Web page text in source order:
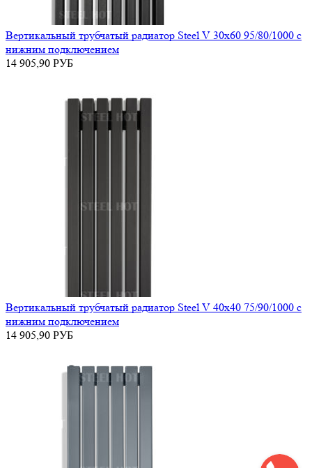
Вертикальный трубчатый радиатор Steel V 30х60 95/80/1000 с
нижним подключением
14 905,90 РУБ
Вертикальный трубчатый радиатор Steel V 40х40 75/90/1000 с
нижним подключением
14 905,90 РУБ